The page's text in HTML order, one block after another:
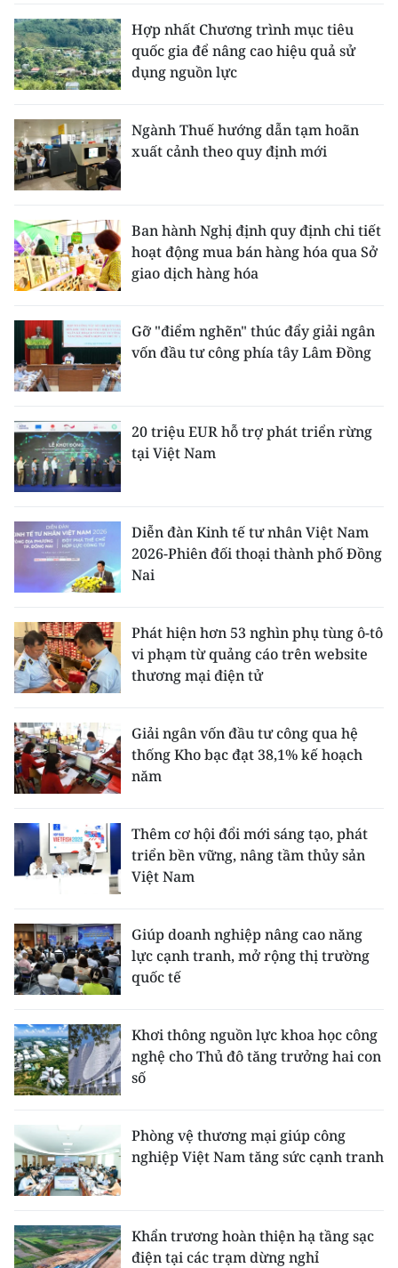
Hợp nhất Chương trình mục tiêu
quốc gia để nâng cao hiệu quả sử
dụng nguồn lực
Ngành Thuế hướng dẫn tạm hoãn
xuất cảnh theo quy định mới
Ban hành Nghị định quy định chi tiết
hoạt động mua bán hàng hóa qua Sở
giao dịch hàng hóa
Gỡ "điểm nghẽn" thúc đẩy giải ngân
vốn đầu tư công phía tây Lâm Đồng
20 triệu EUR hỗ trợ phát triển rừng
tại Việt Nam
Diễn đàn Kinh tế tư nhân Việt Nam
2026-Phiên đối thoại thành phố Đồng
Nai
Phát hiện hơn 53 nghìn phụ tùng ô-tô
vi phạm từ quảng cáo trên website
thương mại điện tử
Giải ngân vốn đầu tư công qua hệ
thống Kho bạc đạt 38,1% kế hoạch
năm
Thêm cơ hội đổi mới sáng tạo, phát
triển bền vững, nâng tầm thủy sản
Việt Nam
Giúp doanh nghiệp nâng cao năng
lực cạnh tranh, mở rộng thị trường
quốc tế
Khơi thông nguồn lực khoa học công
nghệ cho Thủ đô tăng trưởng hai con
số
Phòng vệ thương mại giúp công
nghiệp Việt Nam tăng sức cạnh tranh
Khẩn trương hoàn thiện hạ tầng sạc
điện tại các trạm dừng nghỉ